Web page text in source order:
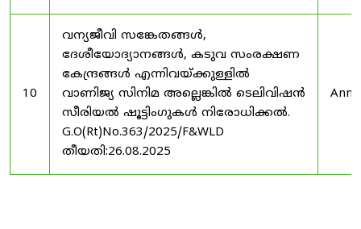
10
വന്യജീവി സങ്കേതങ്ങൾ,
ദേശീയോദ്യാനങ്ങൾ, കടുവ സംരക്ഷണ
കേന്ദ്രങ്ങൾ എന്നിവയ്ക്കുള്ളിൽ
വാണിജ്യ സിനിമ അല്ലെങ്കിൽ ടെലിവിഷൻ
സീരിയൽ ഷൂട്ടിംഗുകൾ നിരോധിക്കൽ.
G.O(Rt)No.363/2025/F&WLD
തീയതി:26.08.2025